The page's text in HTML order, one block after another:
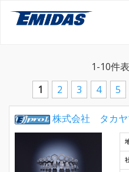
1-10件
1
2 3 4 5
株式会社 タカヤ